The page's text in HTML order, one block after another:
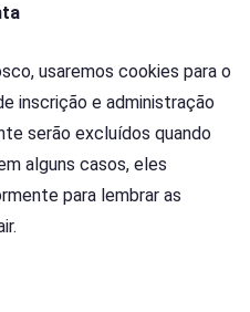
usaremos cookies para o
inscrição e administração
serão excluídos quando
alguns casos, eles
para lembrar as